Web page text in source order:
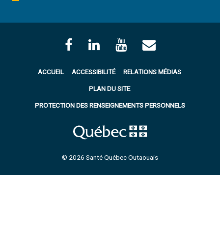
ACCUEIL ACCESSIBILITÉ RELATIONS MÉDIAS
PLAN DU SITE
PROTECTION DES RENSEIGNEMENTS PERSONNELS
© 2026 Santé Québec Outaouais